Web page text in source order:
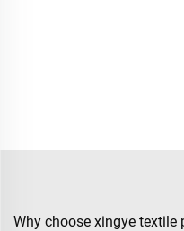
Why choose xingye textile